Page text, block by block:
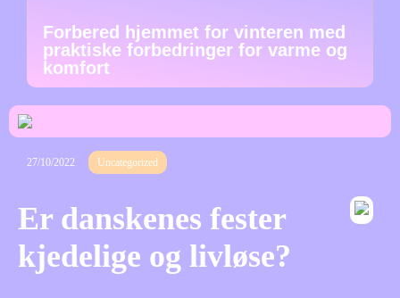
Forbered hjemmet for vinteren med
praktiske forbedringer for varme og
komfort
27/10/2022 Uncategorized
Er danskenes fester
kjedelige og livløse?